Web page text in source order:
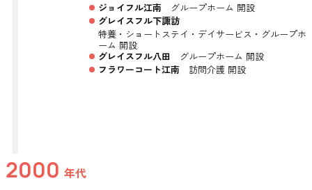
ジョイフル江南 グループホーム 開設
グレイスフル下諏訪
特養・ショートステイ・デイサービス・グループホ
ーム 開設
グレイスフル八田 グループホーム 開設
フラワーコート江南 訪問介護 開設
2000 年代